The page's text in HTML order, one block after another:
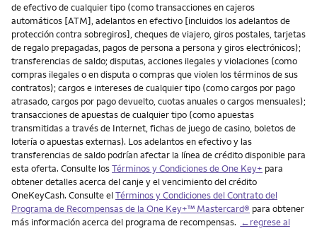
de efectivo de cualquier tipo (como transacciones en cajeros
automáticos [ATM], adelantos en efectivo [incluidos los adelantos de
protección contra sobregiros], cheques de viajero, giros postales, tarjetas
de regalo prepagadas, pagos de persona a persona y giros electrónicos);
transferencias de saldo; disputas, acciones ilegales y violaciones (como
compras ilegales o en disputa o compras que violen los términos de sus
contratos); cargos e intereses de cualquier tipo (como cargos por pago
atrasado, cargos por pago devuelto, cuotas anuales o cargos mensuales);
transacciones de apuestas de cualquier tipo (como apuestas
transmitidas a través de Internet, fichas de juego de casino, boletos de
lotería o apuestas externas). Los adelantos en efectivo y las
transferencias de saldo podrían afectar la línea de crédito disponible para
esta oferta. Consulte losTérminos y Condiciones de One Key+ para
obtener detalles acerca del canje y el vencimiento del crédito
OneKeyCash. Consulte elTérminos y Condiciones del Contrato del
Programa de Recompensas de la One Key+™ Mastercard® para obtener
más información acerca del programa de recompensas. ←regrese al